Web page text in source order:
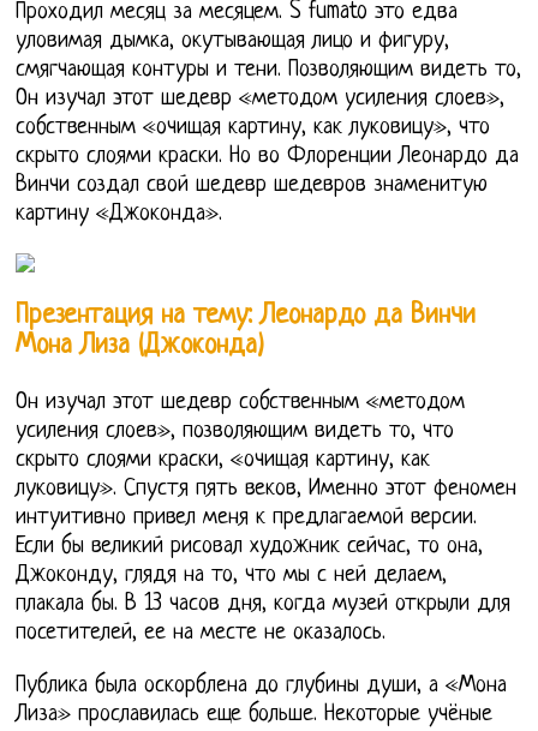
Проходил месяц за месяцем. S fumato это едва
уловимая дымка, окутывающая лицо и фигуру,
смягчающая контуры и тени. Позволяющим видеть то,
Он изучал этот шедевр «методом усиления слоев»,
собственным «очищая картину, как луковицу», что
скрыто слоями краски. Но во Флоренции Леонардо да
Винчи создал свой шедевр шедевров знаменитую
картину «Джоконда».
Презентация на тему: Леонардо да Винчи
Мона Лиза (Джоконда)
Он изучал этот шедевр собственным «методом
усиления слоев», позволяющим видеть то, что
скрыто слоями краски, «очищая картину, как
луковицу». Спустя пять веков, Именно этот феномен
интуитивно привел меня к предлагаемой версии.
Если бы великий рисовал художник сейчас, то она,
Джоконду, глядя на то, что мы с ней делаем,
плакала бы. В 13 часов дня, когда музей открыли для
посетителей, ее на месте не оказалось.
Публика была оскорблена до глубины души, а «Мона
Лиза» прославилась еще больше. Некоторые учёные